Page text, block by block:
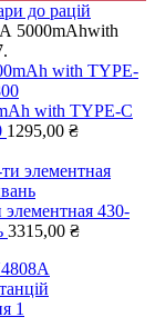
до рацій
5000mAhwith
with TYPE-C
1295,00 ₴
430-
3315,00 ₴